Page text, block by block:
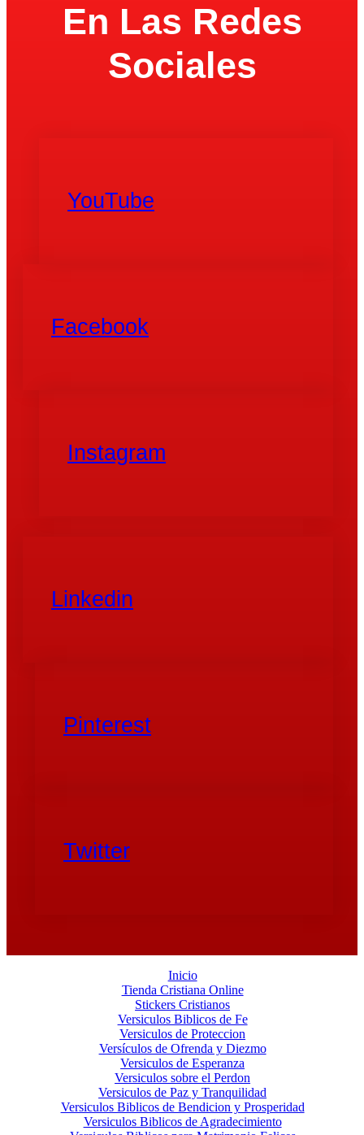
En Las Redes
Sociales
YouTube
Facebook
Instagram
Linkedin
Pinterest
Twitter
Inicio
Tienda Cristiana Online
Stickers Cristianos
Versiculos Biblicos de Fe
Versiculos de Proteccion
Versículos de Ofrenda y Diezmo
Versiculos de Esperanza
Versiculos sobre el Perdon
Versiculos de Paz y Tranquilidad
Versiculos Biblicos de Bendicion y Prosperidad
Versiculos Biblicos de Agradecimiento